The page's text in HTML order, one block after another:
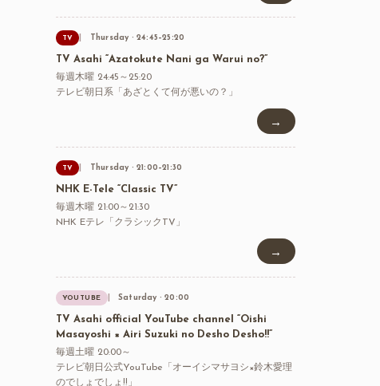
TV Thursday · 24:45–25:20
TV Asahi “Azatokute Nani ga Warui no?”
毎週木曜 24:45～25:20
テレビ朝日系「あざとくて何が悪いの？」
→
TV Thursday · 21:00–21:30
NHK E-Tele “Classic TV”
毎週木曜 21:00～21:30
NHK Eテレ「クラシックTV」
→
YOUTUBE Saturday · 20:00
TV Asahi official YouTube channel “Oishi
Masayoshi × Airi Suzuki no Desho Desho!!”
毎週土曜 20:00～
テレビ朝日公式YouTube「オーイシマサヨシ×鈴木愛理
のでしょでしょ!!」